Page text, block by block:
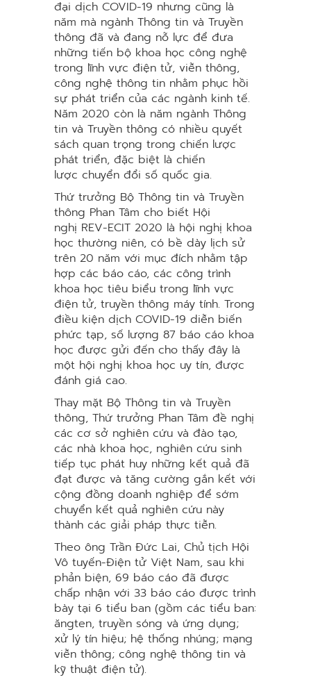
đại dịch COVID-19 nhưng cũng là
năm mà ngành Thông tin và Truyền
thông đã và đang nỗ lực để đưa
những tiến bộ khoa học công nghệ
trong lĩnh vực điện tử, viễn thông,
công nghệ thông tin nhằm phục hồi
sự phát triển của các ngành kinh tế.
Năm 2020 còn là năm ngành Thông
tin và Truyền thông có nhiều quyết
sách quan trọng trong chiến lược
phát triển, đặc biệt là chiến
lược chuyển đổi số quốc gia.
Thứ trưởng Bộ Thông tin và Truyền
thông Phan Tâm cho biết Hội
nghị REV-ECIT 2020 là hội nghị khoa
học thường niên, có bề dày lịch sử
trên 20 năm với mục đích nhằm tập
hợp các báo cáo, các công trình
khoa học tiêu biểu trong lĩnh vực
điện tử, truyền thông máy tính. Trong
điều kiện dịch COVID-19 diễn biến
phức tạp, số lượng 87 báo cáo khoa
học được gửi đến cho thấy đây là
một hội nghị khoa học uy tín, được
đánh giá cao.
Thay mặt Bộ Thông tin và Truyền
thông, Thứ trưởng Phan Tâm đề nghị
các cơ sở nghiên cứu và đào tạo,
các nhà khoa học, nghiên cứu sinh
tiếp tục phát huy những kết quả đã
đạt được và tăng cường gắn kết với
cộng đồng doanh nghiệp để sớm
chuyển kết quả nghiên cứu này
thành các giải pháp thực tiễn.
Theo ông Trần Đức Lai, Chủ tịch Hội
Vô tuyến-Điện tử Việt Nam, sau khi
phản biện, 69 báo cáo đã được
chấp nhận với 33 báo cáo được trình
bày tại 6 tiểu ban (gồm các tiểu ban:
ăngten, truyền sóng và ứng dụng;
xử lý tín hiệu; hệ thống nhúng; mạng
viễn thông; công nghệ thông tin và
kỹ thuật điện tử).